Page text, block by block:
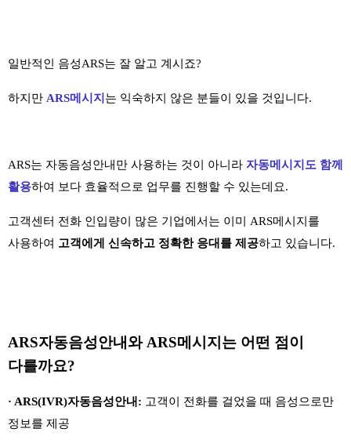
일반적인 음성ARS는 잘 알고 계시죠?
하지만 ARS메시지 는 익숙하지 않은 분들이 있을 것입니다.
ARS는 자동음성안내만 사용하는 것이 아니라 자동메시지도 함께
활용하여 보다 효율적으로 업무를 진행할 수 있는데요.
고객센터 전화 인입량이 많은 기업에서는 이미 ARS메시지를
사용하여 고객에게 신속하고 정확한 응대를 제공하고 있습니다.
ARS자동음성안내와 ARS메시지는 어떤 점이
다를까요?
· ARS(IVR)자동음성안내: 고객이 전화를 걸었을 때 음성으로만
정보를 제공